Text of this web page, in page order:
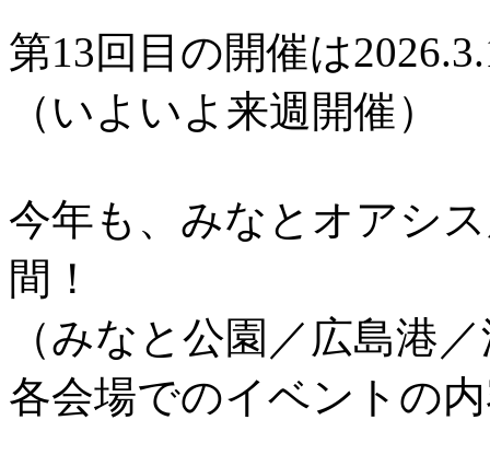
第13回目の開催は
（いよいよ来週開催）
今年も、みなとオアシ
間！
（みなと公園／広島港
各会場でのイベントの